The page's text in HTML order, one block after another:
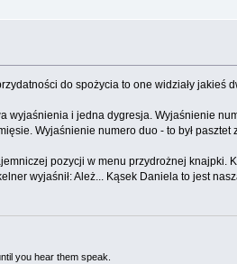
do spożycia to one widziały jakieś
i jedna dygresja. Wyjaśnienie
Wyjaśnienie numero duo - to był pasztet
pozycji w menu przydrożnej knajpki.
wyjaśnił: Ależ... Kąsek Daniela to jest
you hear them speak.